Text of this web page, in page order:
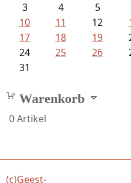
3
4 5
10
11 12
17
18 19
24
25 26
31
Warenkorb
0Artikel
(c)Geest-